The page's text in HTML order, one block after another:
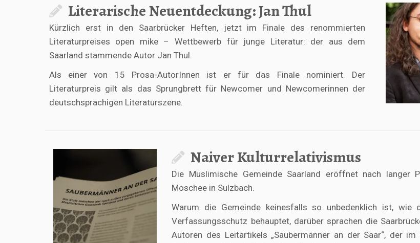
Literarische Neuentdeckung: Jan Thul
Kürzlich erst in den Saarbrücker Heften, jetzt im Finale des renommierten
Literaturpreises open mike – Wettbewerb für junge Literatur: der aus dem
Saarland stammende Autor Jan Thul.
Als einer von 15 Prosa-AutorInnen ist er für das Finale nominiert. Der
Literaturpreis gilt als das Sprungbrett für Newcomer und Newcomerinnen der
deutschsprachigen Literaturszene.
Naiver Kulturrelativismus
Die Muslimische Gemeinde Saarland eröffnet nach langer
Moschee in Sulzbach.
Warum die Gemeinde keinesfalls so unbedenklich ist, wie
Verfassungsschutz behauptet, darüber sprachen die
Autoren des Leitartikels „Saubermänner an der Saar“, der